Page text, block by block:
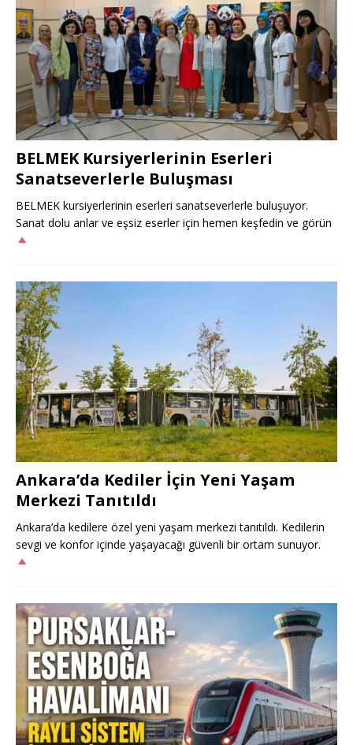
BELMEK Kursiyerlerinin Eserleri
Sanatseverlerle Buluşması
BELMEK kursiyerlerinin eserleri sanatseverlerle buluşuyor.
Sanat dolu anlar ve eşsiz eserler için hemen keşfedin ve görün
Ankara’da Kediler İçin Yeni Yaşam
Merkezi Tanıtıldı
Ankara’da kedilere özel yeni yaşam merkezi tanıtıldı. Kedilerin
sevgi ve konfor içinde yaşayacağı güvenli bir ortam sunuyor.